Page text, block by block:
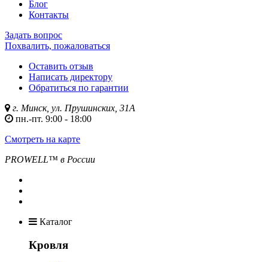
Блог
Контакты
Задать вопрос
Похвалить, пожаловаться
Оставить отзыв
Написать директору
Обратиться по гарантии
г. Минск, ул. Прушинских, 31А
пн.-пт. 9:00 - 18:00
Смотреть на карте
PROWELL™ в России
Каталог
Кровля